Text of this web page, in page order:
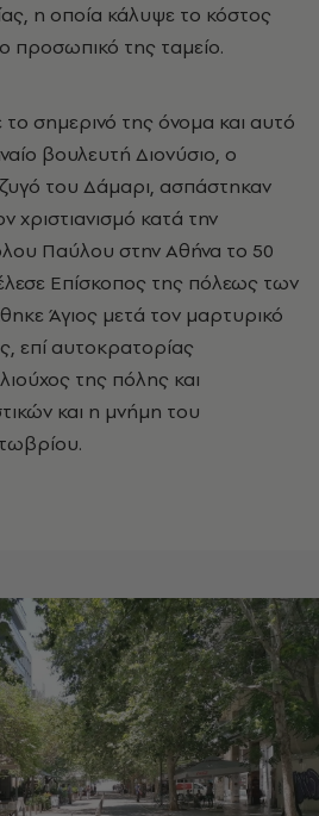
η οποία κάλυψε το κόστος
προσωπικό της ταμείο.
σημερινό της όνομα και αυτό
βουλευτή Διονύσιο, ο
του Δάμαρι, ασπάστηκαν
κατά την
Παύλου στην Αθήνα το 50
Επίσκοπος της πόλεως των
Άγιος μετά τον μαρτυρικό
επί αυτοκρατορίας
της πόλης και
και η μνήμη του